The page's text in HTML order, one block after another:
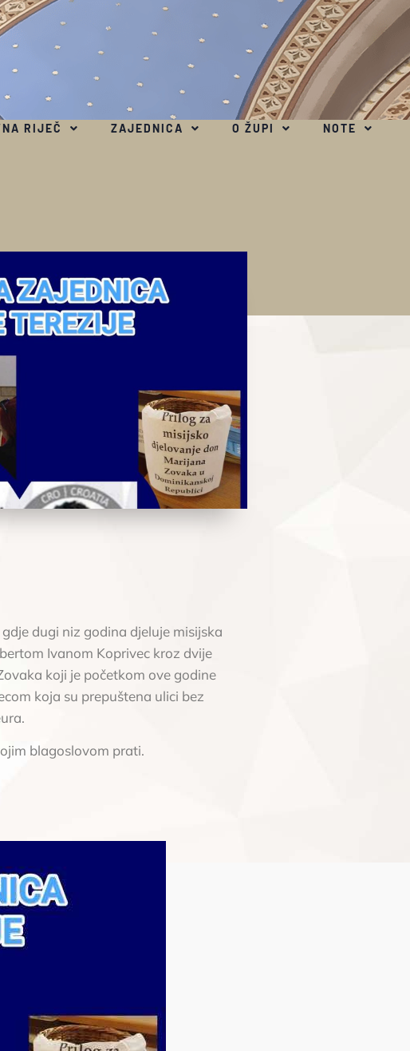
RIJEČ ZAJEDNICA O ŽUPI NOTE
dugi niz godina djeluje misijska
Ivanom Koprivec kroz dvije
koji je početkom ove godine
koja su prepuštena ulici bez
blagoslovom prati.